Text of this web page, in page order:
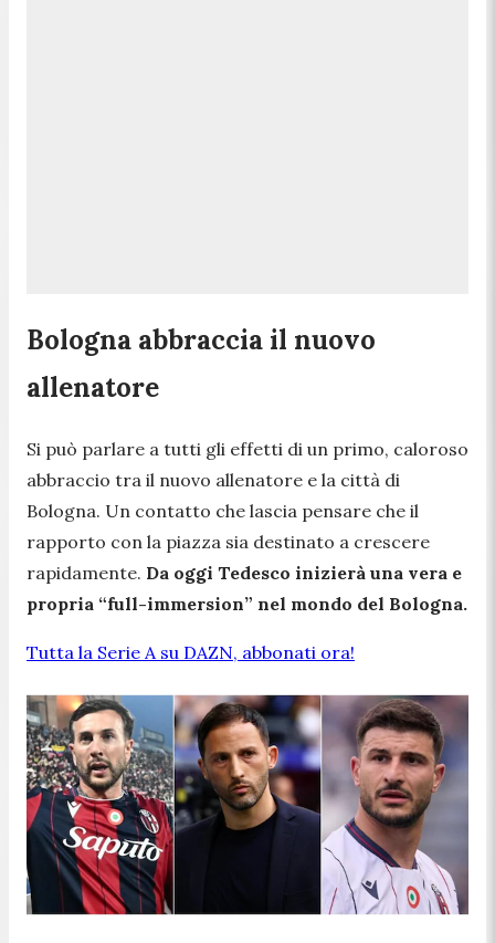
Bologna abbraccia il nuovo
allenatore
Si può parlare a tutti gli effetti di un primo, caloroso
abbraccio tra il nuovo allenatore e la città di
Bologna. Un contatto che lascia pensare che il
rapporto con la piazza sia destinato a crescere
rapidamente. Da oggi Tedesco inizierà una vera e
propria “full-immersion” nel mondo del Bologna.
Tutta la Serie A su DAZN, abbonati ora!